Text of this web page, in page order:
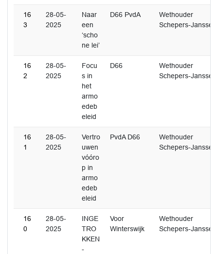
16
3
28-05-
2025
Naar
een
‘scho
ne lei’
D66 PvdA
Wethouder
Schepers-Janssen
16
2
28-05-
2025
Focu
s in
het
armo
edeb
eleid
D66
Wethouder
Schepers-Janssen
16
1
28-05-
2025
Vertro
uwen
vóóro
p in
armo
edeb
eleid
PvdA D66
Wethouder
Schepers-Janssen
16
0
28-05-
2025
INGE
TRO
KKEN
-
Voor
Winterswijk
Wethouder
Schepers-Janssen